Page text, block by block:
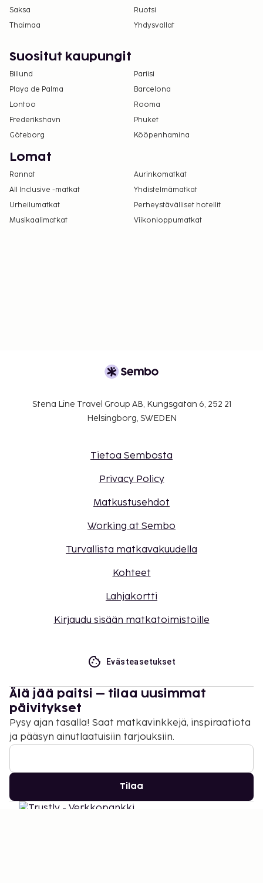
uloskirjautuminen ovat saatavilla.
Saksa
Ruotsi
Thaimaa
Yhdysvallat
Suositut kaupungit
Billund
Pariisi
Playa de Palma
Barcelona
Lontoo
Rooma
Frederikshavn
Phuket
Göteborg
Kööpenhamina
Lomat
Rannat
Aurinkomatkat
All Inclusive -matkat
Yhdistelmämatkat
Urheilumatkat
Perheystävälliset hotellit
Musikaalimatkat
Viikonloppumatkat
Stena Line Travel Group AB, Kungsgatan 6, 252 21
Helsingborg, SWEDEN
Tietoa Sembosta
Privacy Policy
Matkustusehdot
Working at Sembo
Turvallista matkavakuudella
Kohteet
Lahjakortti
Kirjaudu sisään matkatoimistoille
Evästeasetukset
Älä jää paitsi – tilaa uusimmat
päivitykset
Pysy ajan tasalla! Saat matkavinkkejä, inspiraatiota
ja pääsyn ainutlaatuisiin tarjouksiin.
Tilaa